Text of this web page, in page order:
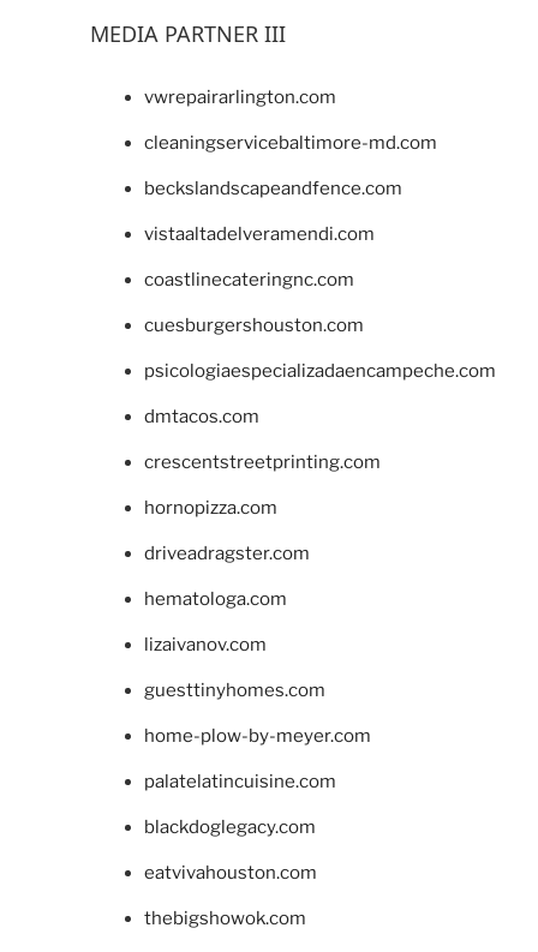
MEDIA PARTNER III
vwrepairarlington.com
cleaningservicebaltimore-md.com
beckslandscapeandfence.com
vistaaltadelveramendi.com
coastlinecateringnc.com
cuesburgershouston.com
psicologiaespecializadaencampeche.com
dmtacos.com
crescentstreetprinting.com
hornopizza.com
driveadragster.com
hematologa.com
lizaivanov.com
guesttinyhomes.com
home-plow-by-meyer.com
palatelatincuisine.com
blackdoglegacy.com
eatvivahouston.com
thebigshowok.com